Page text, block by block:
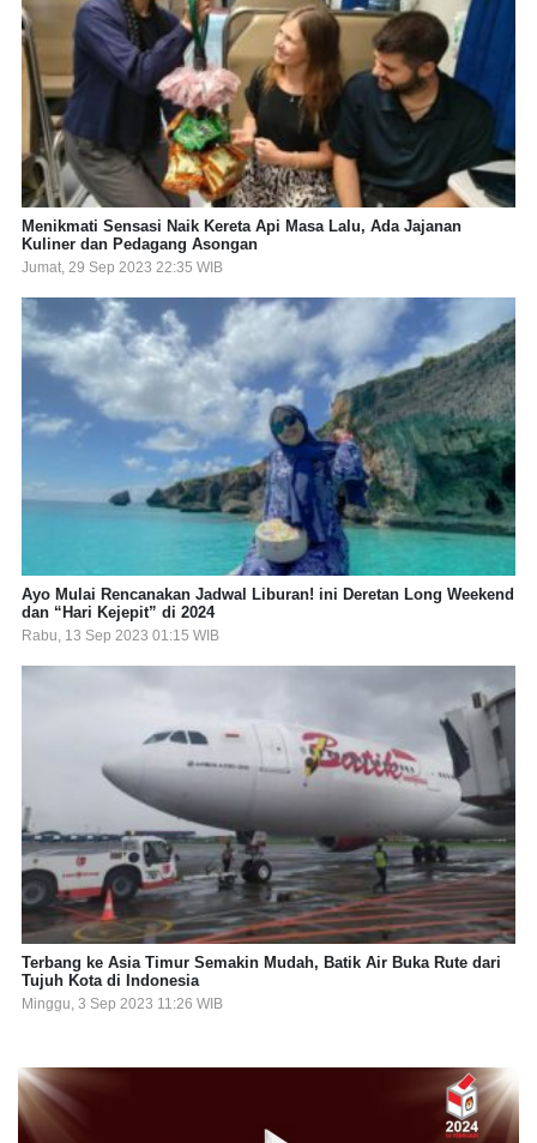
Menikmati Sensasi Naik Kereta Api Masa Lalu, Ada Jajanan
Kuliner dan Pedagang Asongan
Jumat, 29 Sep 2023 22:35 WIB
Ayo Mulai Rencanakan Jadwal Liburan! ini Deretan Long Weekend
dan “Hari Kejepit” di 2024
Rabu, 13 Sep 2023 01:15 WIB
Terbang ke Asia Timur Semakin Mudah, Batik Air Buka Rute dari
Tujuh Kota di Indonesia
Minggu, 3 Sep 2023 11:26 WIB